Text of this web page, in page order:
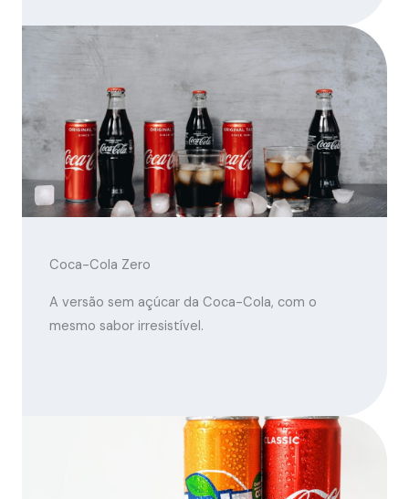
Coca-Cola Zero
A versão sem açúcar da Coca-Cola, com o
mesmo sabor irresistível.